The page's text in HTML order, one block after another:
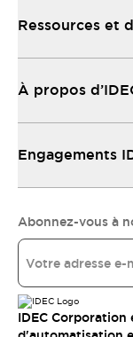
Ressources et
À propos
Engagements
Abonnez-vous à
IDEC Corporation